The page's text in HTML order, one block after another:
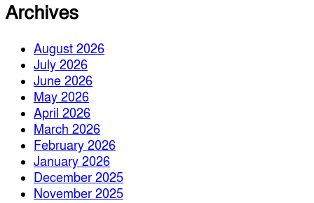
Archives
August 2026
July 2026
June 2026
May 2026
April 2026
March 2026
February 2026
January 2026
December 2025
November 2025